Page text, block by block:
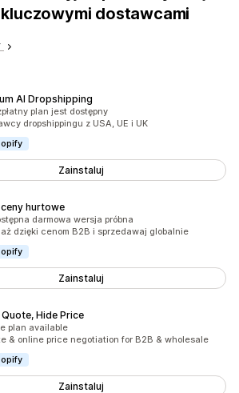
dostawcami
AI Dropshipping
503
plan jest dostępny
dropshippingu z USA, UE i UK
Zainstaluj
hurtowe
689
darmowa wersja próbna
dzięki cenom B2B i sprzedawaj globalnie
Zainstaluj
Hide Price
677
plan available
& online price negotiation for B2B & wholesale
Zainstaluj